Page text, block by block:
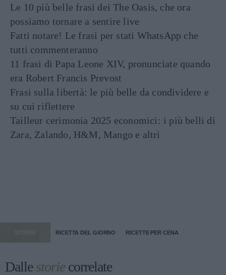
Le 10 più belle frasi dei The Oasis, che ora
possiamo tornare a sentire live
Fatti notare! Le frasi per stati WhatsApp che
tutti commenteranno
11 frasi di Papa Leone XIV, pronunciate quando
era Robert Francis Prevost
Frasi sulla libertà: le più belle da condividere e
su cui riflettere
Tailleur cerimonia 2025 economici: i più belli di
Zara, Zalando, H&M, Mango e altri
STORIA RICETTA DEL GIORNO RICETTE PER CENA
Dallestoriecorrelate